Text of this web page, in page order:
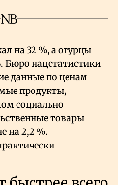
на 32 %, а огурцы
Бюро нацстатистики
данные по ценам
продукты,
социально
товары
на 2,2 %.